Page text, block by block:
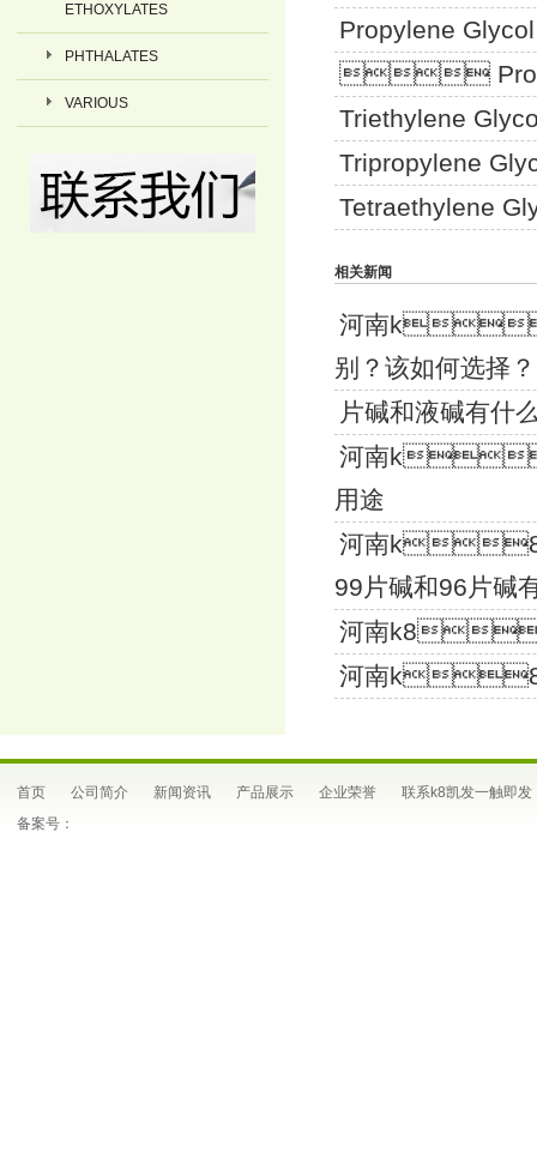
ETHOXYLATES
PHTHALATES
VARIOUS
Propylene

Triethylene
Tripropylene
Tetraethylene
相关新闻
河南
别？该如何选择？
片碱和液碱有什
河南
用途
河南
99片碱和96片碱
河南k8凯
河南k8凯
首页 公司简介 新闻资讯 产品展示 企业荣誉
联系k8凯发一触即发
备案号：